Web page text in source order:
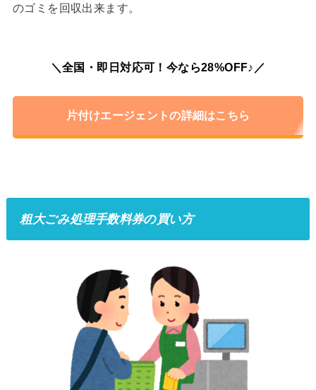
のゴミを回収出来ます。
＼全国・即日対応可！今なら28%OFF♪／
片付けエージェントの詳細はこちら
粗大ごみ処理手数料券の買い方